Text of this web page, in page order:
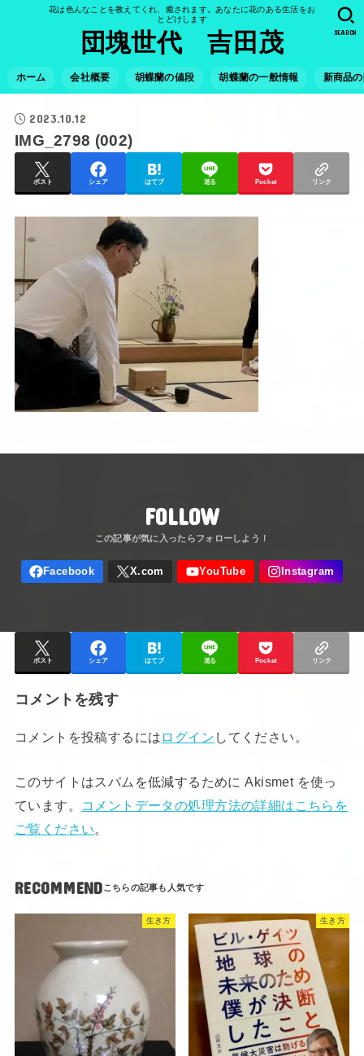
花は色んなことを教えてくれ、癒されます。あなたに花のある生活をお
とどけします
団塊世代 吉田茂
ホーム 会社概要 胡蝶蘭の値段 胡蝶蘭の一般情報 新商品
SEARCH
2023.10.12
IMG_2798 (002)
ポスト シェア はてブ 送る Pocket リンク
FOLLOW
ポスト シェア はてブ 送る Pocket リンク
コメントを残す
コメントを投稿するには ログイン してください。
このサイトはスパムを低減するために Akismet を使っ
ています。
コメントデータの処理方法の詳細はこちらを
ご覧ください。
RECOMMEND
生き方 生き方